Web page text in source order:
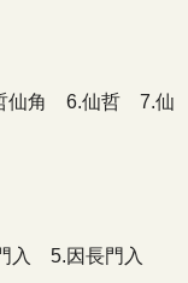
仙角 6.仙哲 7.仙
入 5.因長門入